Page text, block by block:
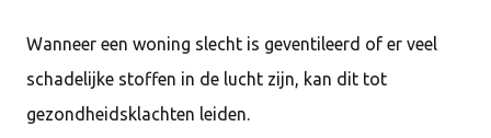
Wanneer een woning slecht is geventileerd of er veel
schadelijke stoffen in de lucht zijn, kan dit tot
gezondheidsklachten leiden.